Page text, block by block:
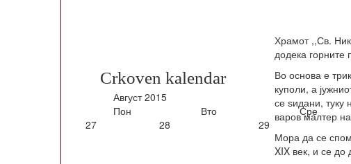
Храмот ,,Св.
додека горните
Во основа е
куполи, а
се ѕидани, туку
варов малтер
Мора да се
XIX век, и се
Crkoven kalendar
Август 2015
Пон
Вто Сре
27
28 29